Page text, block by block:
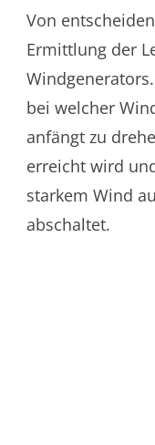
Von
Ermittlung der
bei welcher
anfängt zu
erreicht wird
starkem Wind
abschaltet.